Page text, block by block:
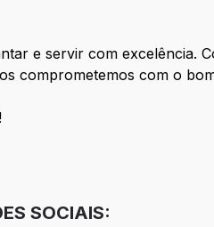
e servir com excelência.
comprometemos com o
SOCIAIS: